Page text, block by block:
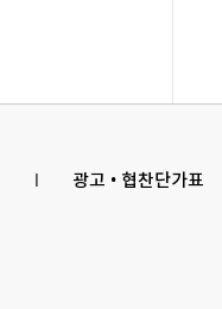
l 광고 • 협찬단가표